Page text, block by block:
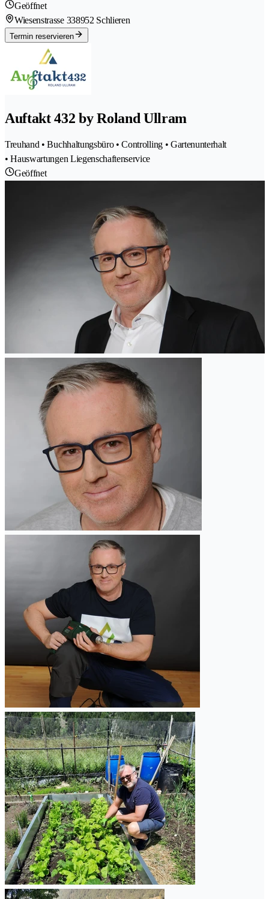
Geöffnet
Wiesenstrasse 338952 Schlieren
Termin reservieren
Auftakt 432 by Roland Ullram
Treuhand • Buchhaltungsbüro • Controlling • Gartenunterhalt
• Hauswartungen Liegenschaftenservice
Geöffnet